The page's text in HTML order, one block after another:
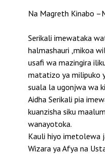
Na Magreth Kinabo
Serikali imewataka
halmashauri ,mikoa
usafi wa mazingira
matatizo ya milipuko
suala la ugonjwa wa
Aidha Serikali pia
kuanzisha siku
wanayotoka.
Kauli hiyo imetolewa
Wizara ya Afya na